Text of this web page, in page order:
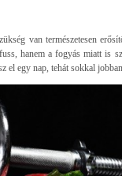
van természetesen
hanem a fogyás miatt is
el egy nap, tehát sokkal